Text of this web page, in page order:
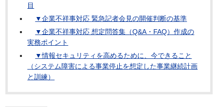
目
▼企業不祥事対応 緊急記者会見の開催判断の基準
▼企業不祥事対応 想定問答集（Q&A・FAQ）作成の
実務ポイント
▼情報セキュリティを高めるために、今できること
（システム障害による事業停止を想定した事業継続計画
と訓練）